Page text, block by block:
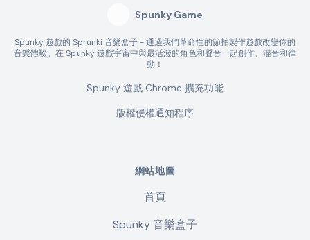
Spunky Game
Spunky 遊戲的 Sprunki 音樂盒子 - 通過我們革命性的節拍製作遊戲改變你的
音樂體驗。在 Spunky 遊戲宇宙中與最活潑的角色和聲音一起創作、混音和律
動！
Spunky 遊戲 Chrome 擴充功能
版權侵權通知程序
網站地圖
首頁
Spunky 音樂盒子